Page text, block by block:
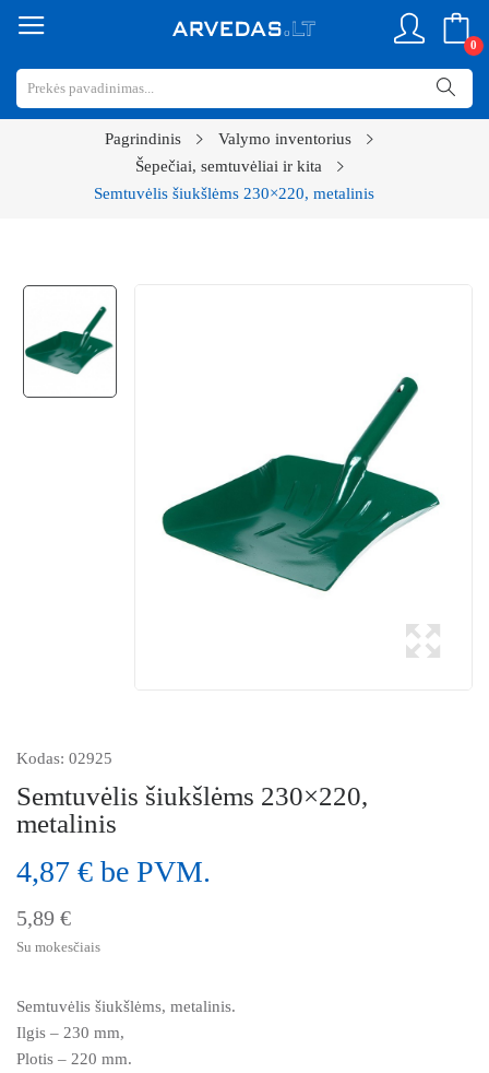
0
Pagrindinis
Valymo inventorius
Šepečiai, semtuvėliai ir kita
Semtuvėlis šiukšlėms 230×220, metalinis
Kodas: 02925
Semtuvėlis šiukšlėms 230×220,
metalinis
4,87 € be PVM.
5,89 €
Su mokesčiais
Semtuvėlis šiukšlėms, metalinis.
Ilgis – 230 mm,
Plotis – 220 mm.